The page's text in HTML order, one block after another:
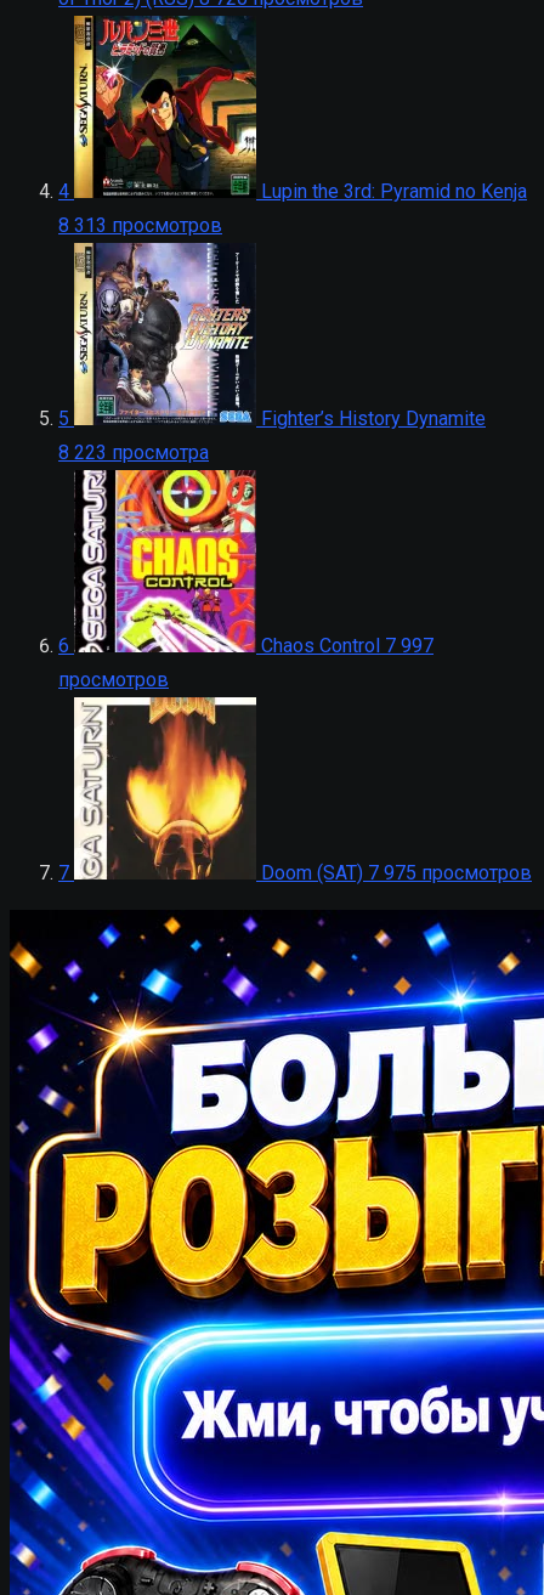
4
Lupin the 3rd: Pyramid no Kenja
8 313 просмотров
5
Fighter’s History Dynamite
8 223 просмотра
6 Chaos Control 7 997
просмотров
7 Doom (SAT) 7 975 просмотров